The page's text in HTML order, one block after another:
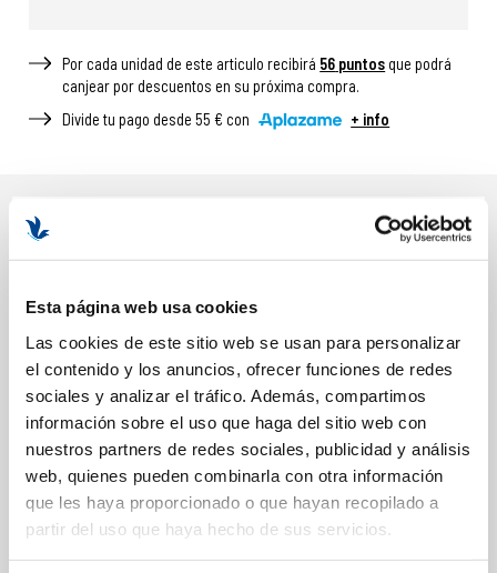
Esta página web usa cookies
Las cookies de este sitio web se usan para personalizar
el contenido y los anuncios, ofrecer funciones de redes
sociales y analizar el tráfico. Además, compartimos
información sobre el uso que haga del sitio web con
nuestros partners de redes sociales, publicidad y análisis
web, quienes pueden combinarla con otra información
que les haya proporcionado o que hayan recopilado a
partir del uso que haya hecho de sus servicios.
Por cada unidad de este articulo recibirá 56 puntos que podrá
canjear por descuentos en su próxima compra.
Divide tu pago desde 55 € con
+ info
DESCRIPCIÓN
Mejora la textura y uniformidad
Aporta luminosidad inmediata
Suaviza líneas finas
Minimiza la apariencia de poros
Efecto piel nueva
Formato: 50ml